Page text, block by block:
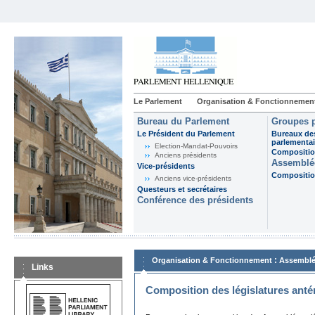
Le Parlement Organisation &
Bureau du Parlement
Le Président du Parlement
Election-Mandat-Pouvoirs
Anciens présidents
Vice-présidents
Anciens vice-présidents
Questeurs et secrétaires
Conférence des présidents
Groupes
Bureaux
Links
Organisation & Fonctionnement :
Composition des législatures